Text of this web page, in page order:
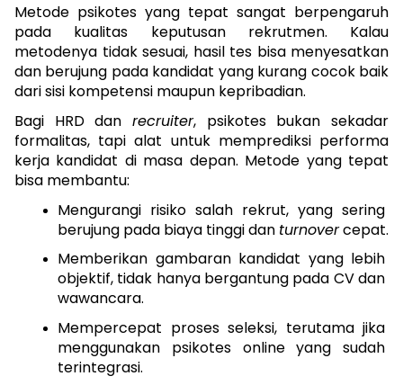
Metode psikotes yang tepat sangat berpengaruh
pada kualitas keputusan rekrutmen. Kalau
metodenya tidak sesuai, hasil tes bisa menyesatkan
dan berujung pada kandidat yang kurang cocok baik
dari sisi kompetensi maupun kepribadian.
Bagi HRD dan recruiter, psikotes bukan sekadar
formalitas, tapi alat untuk memprediksi performa
kerja kandidat di masa depan. Metode yang tepat
bisa membantu:
Mengurangi risiko salah rekrut, yang sering
berujung pada biaya tinggi dan turnover cepat.
Memberikan gambaran kandidat yang lebih
objektif, tidak hanya bergantung pada CV dan
wawancara.
Mempercepat proses seleksi, terutama jika
menggunakan psikotes online yang sudah
terintegrasi.